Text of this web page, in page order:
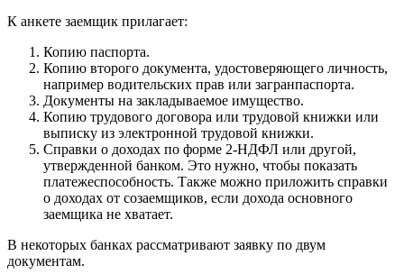
К анкете заемщик прилагает:
Копию паспорта.
Копию второго документа, удостоверяющего личность,
например водительских прав или загранпаспорта.
Документы на закладываемое имущество.
Копию трудового договора или трудовой книжки или
выписку из электронной трудовой книжки.
Справки о доходах по форме 2-НДФЛ или другой,
утвержденной банком. Это нужно, чтобы показать
платежеспособность. Также можно приложить справки
о доходах от созаемщиков, если дохода основного
заемщика не хватает.
В некоторых банках рассматривают заявку по двум
документам.